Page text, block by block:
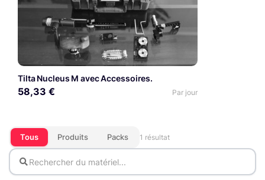
Tilta Nucleus M avec Accessoires.
58,33 € Par jour
Tous Produits Packs 1 résultat